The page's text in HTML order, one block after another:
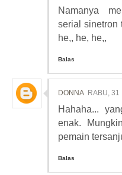
Namanya
serial sinetron
he,, he, he,,
Balas
DONNA RABU, 31
Hahaha...
enak.
pemain
Balas